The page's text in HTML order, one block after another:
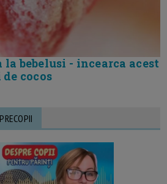
la bebelusi - incearca acest
cocos